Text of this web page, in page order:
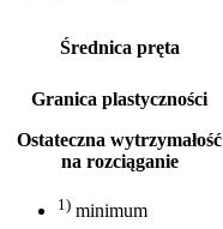
Średnica pręta
Granica plastyczności
Ostateczna wytrzymałość
na rozciąganie
1) minimum